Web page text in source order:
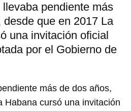
pendiente más
desde que en 2017 La
una invitación oficial
por el Gobierno de
más de dos años,
Habana cursó una invitación